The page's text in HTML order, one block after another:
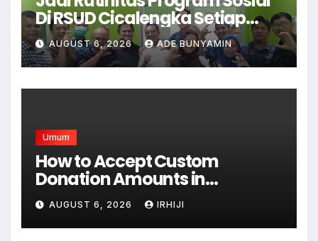
Di RSUD Cicalengka Setiap
Bulan Gelar Sunatan Massal
Bagi Masyarakat Tidak
Mampu
AUGUST 6, 2026 ADE BUNYAMIN
Umum
How to Accept Custom
Donation Amounts in
WordPress with Stripe
AUGUST 6, 2026 IRHIJI